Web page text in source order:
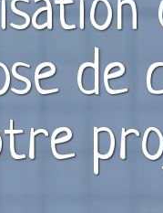
de